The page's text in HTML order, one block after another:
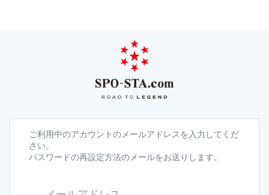
ご利用中のアカウントのメールアドレスを入力してくだ
さい。
パスワードの再設定方法のメールをお送りします。